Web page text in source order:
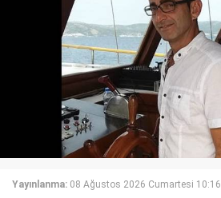
Yayınlanma: 08 Ağustos 2026 Cumartesi 10:16